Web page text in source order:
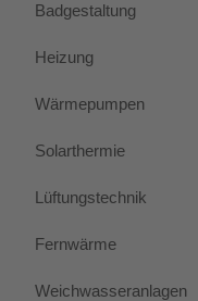
Badgestaltung
Heizung
Wärmepumpen
Solarthermie
Lüftungstechnik
Fernwärme
Weichwasseranlagen